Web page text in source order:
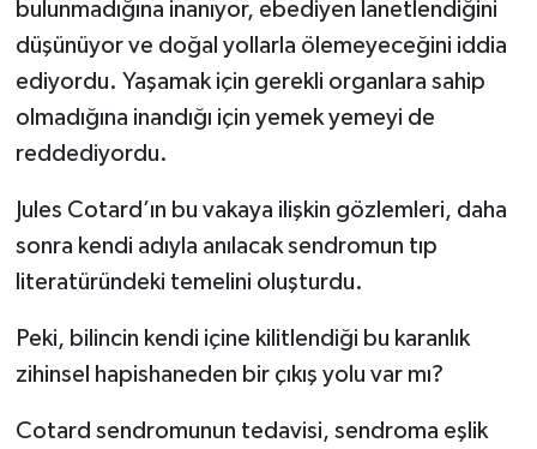
bulunmadığına inanıyor, ebediyen lanetlendiğini
düşünüyor ve doğal yollarla ölemeyeceğini iddia
ediyordu. Yaşamak için gerekli organlara sahip
olmadığına inandığı için yemek yemeyi de
reddediyordu.
Jules Cotard’ın bu vakaya ilişkin gözlemleri, daha
sonra kendi adıyla anılacak sendromun tıp
literatüründeki temelini oluşturdu.
Peki, bilincin kendi içine kilitlendiği bu karanlık
zihinsel hapishaneden bir çıkış yolu var mı?
Cotard sendromunun tedavisi, sendroma eşlik